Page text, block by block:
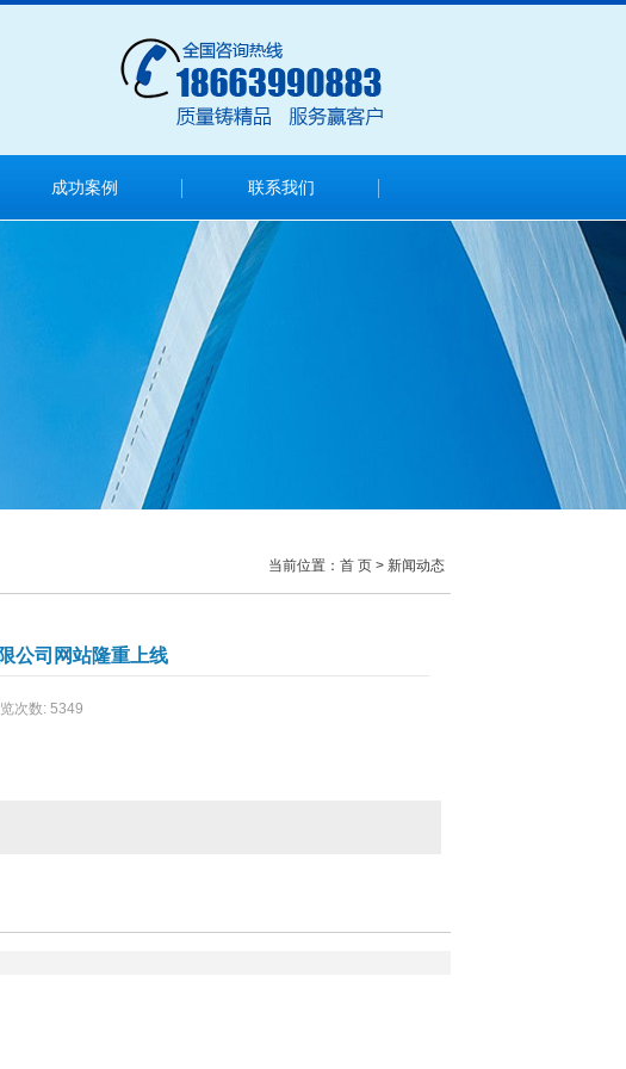
成功案例 联系我们
当前位置： 首 页 > 新闻动态
公司网站隆重上线
次数: 5349